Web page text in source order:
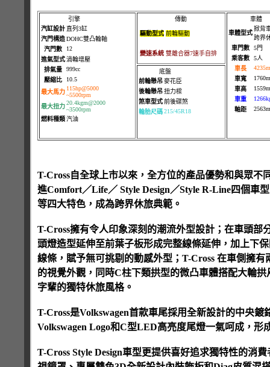
引擎
汽缸設計直列3缸
汽門構造DOHC雙凸輪軸
汽門數
12
進氣型式渦輪增壓
排氣量
999cc
壓縮比
10.5
最大馬力
115hp@5000
~5500rpm
最大扭力
20.4kgm@2000
~3500rpm
燃料種類汽油
傳動
驅動型式 前輪驅動
變速系統 雙離合器7速手自排
車體
車體型式
掀背
跨界
車門數
5門
乘客數
5人
車長
車寬
車高
車重
軸距
底盤
前輪懸吊麥花臣
後輪懸吊扭力樑
煞車型式前後碟煞
輪胎尺碼215/45R18
T-Cross自全球上市以來，全方位的產品優勢和與眾
進Comfort／Life／ Style Design／Style R-Line四個車
等四大特色，成為跨界休旅典範。
T-Cross擁有令人印象深刻的潮流外型設計；在車頭
頭燈造型延伸至前葉子板形成完整線條延伸，加上下
線條，賦予無可挑剔的動感外型；T-Cross 在車側擁
的視覺外觀，同時C柱下類拱型的微凸車體搭配大輪
字輩的獨特休旅風格。
T-Cross是Volkswagen首款車尾採用全新設計的中央
Volkswagen Logo和C型LED高亮度尾燈一氣呵成，
T-Cross Style Design車型更提供喜好追求獨特性的消